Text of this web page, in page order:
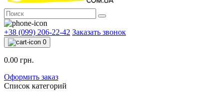
+38 (099) 206-22-42 Заказать звонок
0
0.00 грн.
Оформить заказ
Список категорий